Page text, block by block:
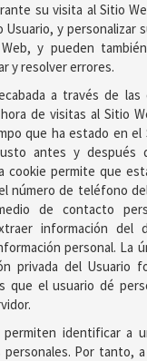
su visita al Sitio
Usuario, y personalizar
y pueden
y resolver errores.
a través de las
de visitas al Sitio
que ha estado en el
antes y después
cookie permite que
número de teléfono
de contacto
información del
personal. La
privada del Usuario
que el usuario dé
identificar a
Por tanto, a